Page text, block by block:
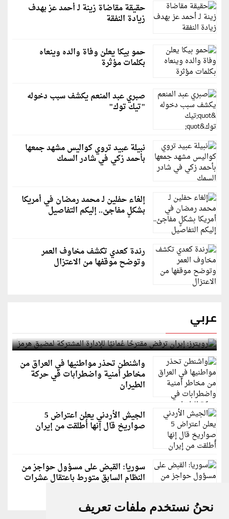
نحنُ نستخدم ملفات تعريف
حقيقة مقاضاة زينة لـ أحمد عز بهدف
زيادة النفقة
حمو بيكا يعلن وفاة والده وينعاه
بكلمات مؤثرة
صبري عبد المنعم يكشف سبب دخوله
"تيك توك"
نبيلة عبيد تروي كواليس مشهد جمعها
بأحمد زكي في شادر السمك
إلغاء حفلين لـ محمد رمضان في أمريكا
بشكلٍ مفاجئ.. إليكم التفاصيل
رندة كعدي تكشف مخاوف العمر
وتوضح موقفها من الاعتزال
عربي
رويترز: إيران ترفض مقترحًا عُمانيًا للإدارة المشتركة
لمضيق هرمز
واشنطن تحذر مواطنيها في العراق من
مخاطر أمنية واضطرابات في حركة
الطيران
الجيش الأردني يعلن اعتراض 5
صواريخ قال إنها أُطلقت من إيران
سوريا: القبض على مسؤول حواجز من
النظام السابق متورط باعتقال عشرات